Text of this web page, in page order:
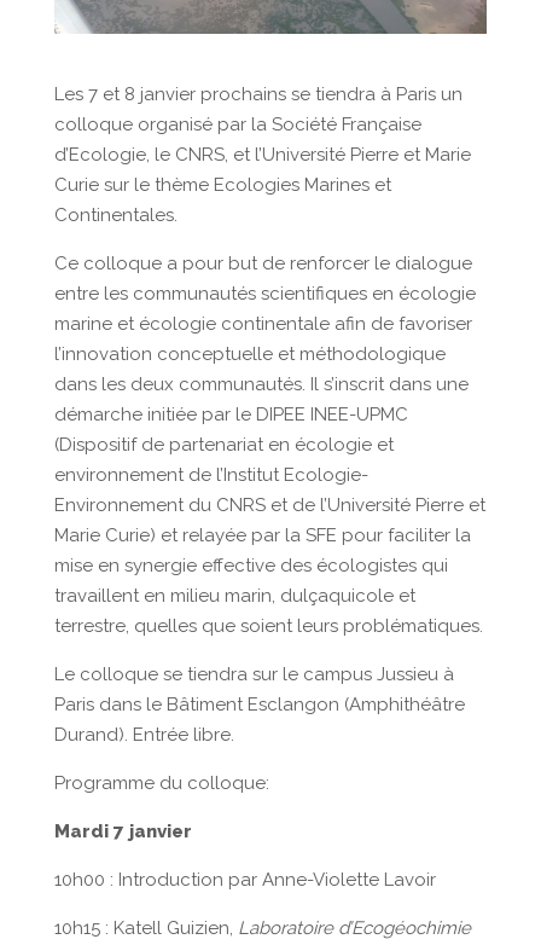
Les 7 et 8 janvier prochains se tiendra à Paris un
colloque organisé par la Société Française
d’Ecologie, le CNRS, et l’Université Pierre et Marie
Curie sur le thème Ecologies Marines et
Continentales.
Ce colloque a pour but de renforcer le dialogue
entre les communautés scientifiques en écologie
marine et écologie continentale afin de favoriser
l’innovation conceptuelle et méthodologique
dans les deux communautés. Il s’inscrit dans une
démarche initiée par le DIPEE INEE-UPMC
(Dispositif de partenariat en écologie et
environnement de l’Institut Ecologie-
Environnement du CNRS et de l’Université Pierre et
Marie Curie) et relayée par la SFE pour faciliter la
mise en synergie effective des écologistes qui
travaillent en milieu marin, dulçaquicole et
terrestre, quelles que soient leurs problématiques.
Le colloque se tiendra sur le campus Jussieu à
Paris dans le Bâtiment Esclangon (Amphithéâtre
Durand). Entrée libre.
Programme du colloque:
Mardi 7 janvier
10h00 : Introduction par Anne-Violette Lavoir
10h15 : Katell Guizien, Laboratoire d’Ecogéochimie